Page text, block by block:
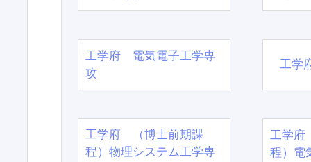
工学府 電気電子工学専
攻
工学
工学府 （博士前期課
程）物理システム工学専
工学
程）電